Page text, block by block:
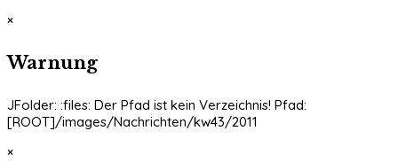
×
Warnung
JFolder: :files: Der Pfad ist kein Verzeichnis! Pfad:
[ROOT]/images/Nachrichten/kw43/2011
×